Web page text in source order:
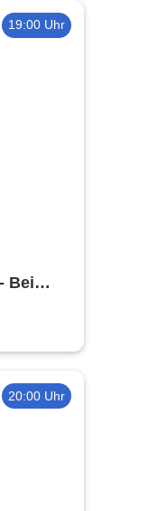
19:00 Uhr
Bei
20:00 Uhr